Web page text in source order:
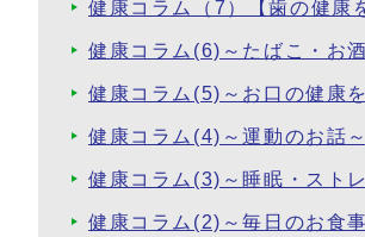
健康コラム（7）【歯の健康
健康コラム(6)～たばこ・お
健康コラム(5)～お口の健康
健康コラム(4)～運動のお話～
健康コラム(3)～睡眠・スト
健康コラム(2)～毎日のお食